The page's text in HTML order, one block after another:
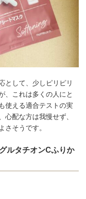
として、少しピリピリ
、これは多くの人にと
使える適合テストの実
心配な方は我慢せず、
さそうです。
ルタチオンCふりか